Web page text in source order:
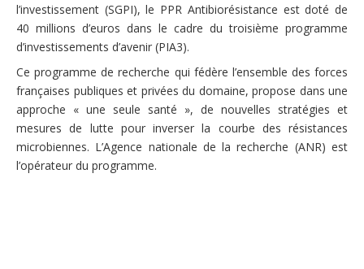
l’investissement (SGPI), le PPR Antibiorésistance est doté de
40 millions d’euros dans le cadre du troisième programme
d’investissements d’avenir (PIA3).
Ce programme de recherche qui fédère l’ensemble des forces
françaises publiques et privées du domaine, propose dans une
approche « une seule santé », de nouvelles stratégies et
mesures de lutte pour inverser la courbe des résistances
microbiennes. L’Agence nationale de la recherche (ANR) est
l’opérateur du programme.